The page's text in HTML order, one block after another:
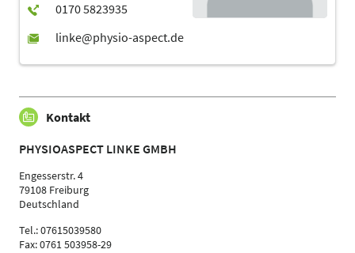
Kontakt
PHYSIOASPECT LINKE GMBH
Engesserstr. 4
79108 Freiburg
Deutschland
Tel.: 07615039580
Fax: 0761 503958-29